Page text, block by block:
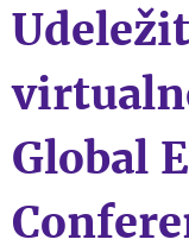
Global